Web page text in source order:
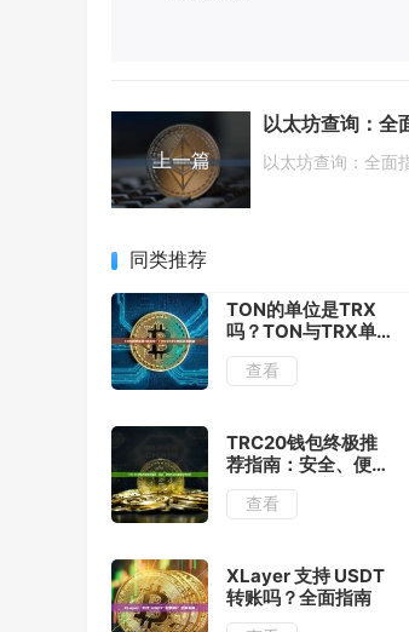
上一篇 以太坊查询：全面
同类推荐
TON的单位是TRX
吗？TON与TRX单
位区别解析
查看
TRC20钱包终极推
荐指南：安全、便捷
与多功能的完美选择
查看
XLayer 支持 USDT
转账吗？全面指南